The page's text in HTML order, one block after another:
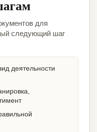
для
следующий шаг
деятельности